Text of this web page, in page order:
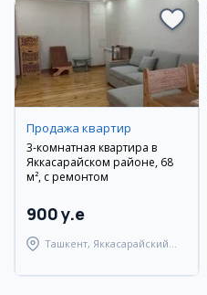
Продажа квартир
3-комнатная квартира в
Яккасарайском районе, 68
м², с ремонтом
900 y.e
Ташкент, Яккасарайский